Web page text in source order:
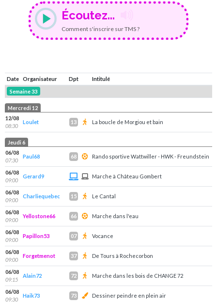
Écoutez...
Comment s'inscrire sur TMS ?
Date Organisateur Dpt
Intitulé
Semaine 33
Mercredi 12
12/08
08:30
Loulet 13 La boucle de Morgiou et bain
Jeudi 6
06/08
07:30
Paul68 68 Rando sportive Wattwiller - HWK - Freundstein
06/08
09:00
Gerard9 Marche à Château Gombert
06/08
09:00
Charliequebec 15 Le Cantal
06/08
09:00
Yellostone66 66 Marche dans l'eau
06/08
09:00
Papillon53 07 Vocance
06/08
09:00
Forgetmenot 37 De Tours à Rochecorbon
06/08
09:15
Alain72 72 Marche dans les bois de CHANGE 72
06/08
09:30
Haik73 73 Dessiner peindre en plein air